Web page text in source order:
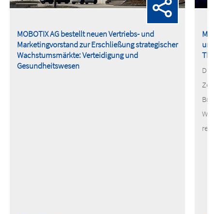
MOBOTIX AG bestellt neuen Vertriebs- und
Marketingvorstand zur Erschließung strategischer
Wachstumsmärkte: Verteidigung und
Gesundheitswesen
und
Die